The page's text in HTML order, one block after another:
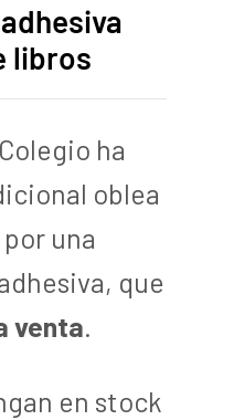
libros
ha
oblea
una
que
venta.
en stock